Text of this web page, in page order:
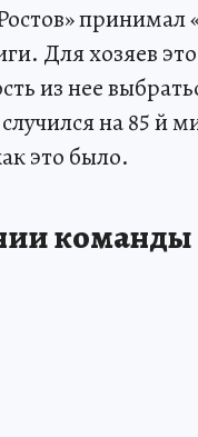
принимал
Для хозяев
из нее
на 85 й
это было.